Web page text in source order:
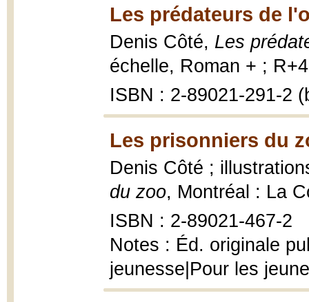
Les prédateurs de
Denis Côté, Les
échelle, Roman + ;
ISBN : 2-89021-291-2
Les prisonniers du
Denis Côté ;
du zoo, Montréal : La
ISBN : 2-89021-467-2
Notes : Éd. originale
jeunesse|Pour les